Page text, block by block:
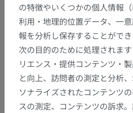
人体解剖学2
人体> 統合系> 神経系> 中
脳幹> 脳幹白質> 脊髄毛帯
下位構造：この解剖学的部位
せん
の特徴やいくつかの個人情報（
利用・地理的位置データ、一
報を分析し保存することがで
次の目的のために処理されま
リエンス・提供コンテンツ・
と向上、訪問者の測定と分析
ソナライズされたコンテンツ
スの測定、コンテンツの訴求